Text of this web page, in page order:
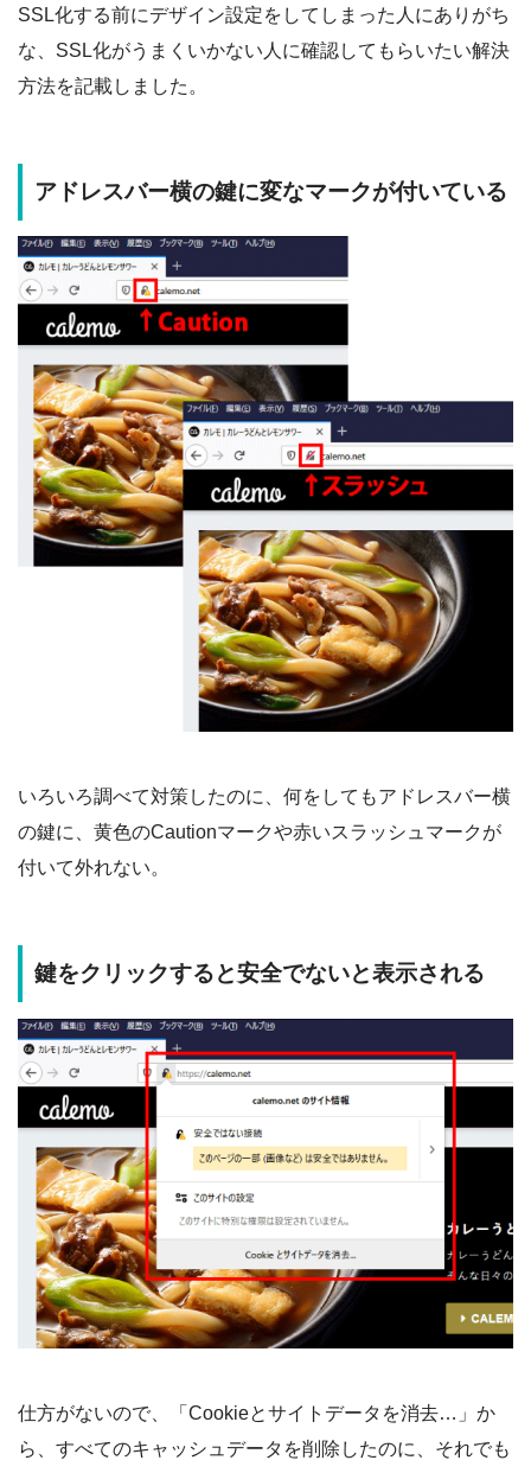
SSL化する前にデザイン設定をしてしまった人にありがち
な、SSL化がうまくいかない人に確認してもらいたい解決
方法を記載しました。
アドレスバー横の鍵に変なマークが付いている
いろいろ調べて対策したのに、何をしてもアドレスバー横
の鍵に、黄色のCautionマークや赤いスラッシュマークが
付いて外れない。
鍵をクリックすると安全でないと表示される
仕方がないので、「Cookieとサイトデータを消去…」か
ら、すべてのキャッシュデータを削除したのに、それでも